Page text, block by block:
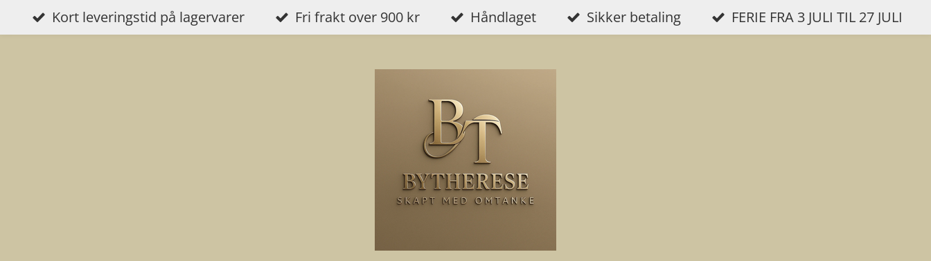
til
Kort leveringstid på lagervarer Fri frakt over 900 kr Håndlaget Sikker betaling FERIE FRA 3 JULI TIL 27 JULI